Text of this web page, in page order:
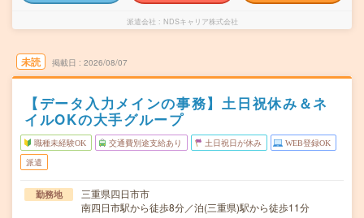
派遣会社 NDSキャリア株式会社
未読 掲載日 2026/08/07
【データ入力メインの事務】土日祝休み＆ネ
イルOKの大手グループ
職種未経験OK 交通費別途支給あり 土日祝日が休み WEB登録OK
派遣
勤務地
三重県四日市市
南四日市駅から徒歩8分／泊(三重県)駅から徒歩11分